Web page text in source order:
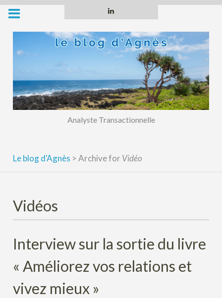
Skip
content
Analyste Transactionnelle
Le blog d'Agnès >Archive for Vidéo
Vidéos
Interview sur la sortie du livre
« Améliorez vos relations et
vivez mieux »